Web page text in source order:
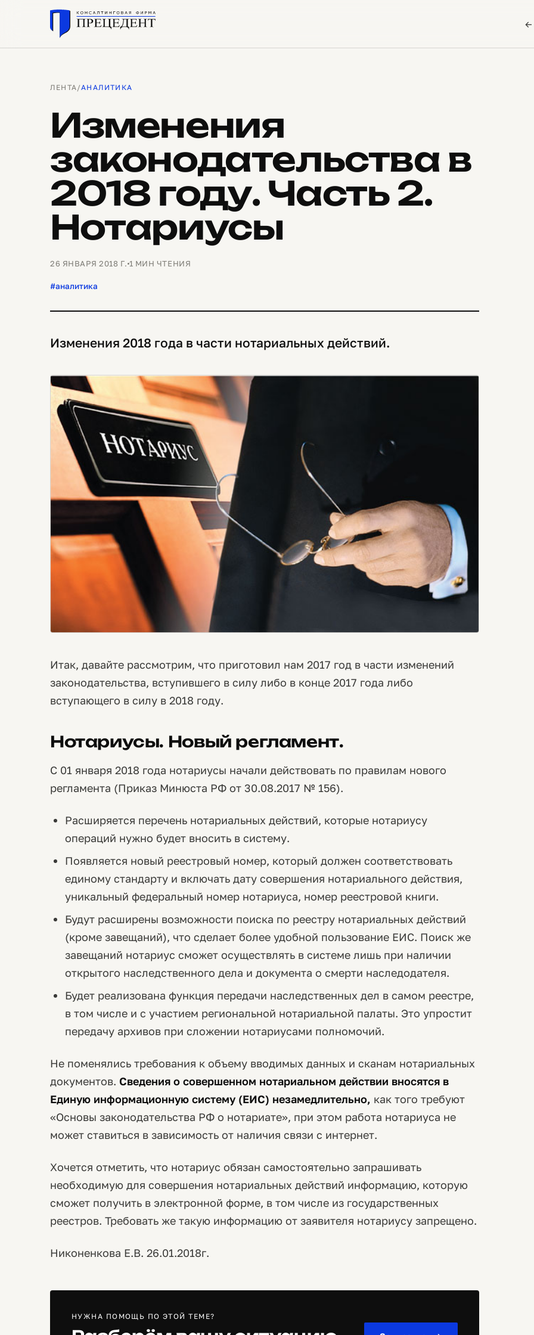
←
ЛЕНТА/АНАЛИТИКА
Изменения
законодательства в
2018 году. Часть 2.
Нотариусы
26 ЯНВАРЯ 2018 Г. 1 МИН ЧТЕНИЯ
#аналитика
Изменения 2018 года в части нотариальных действий.
Итак, давайте рассмотрим, что приготовил нам 2017 год в части изменений
законодательства, вступившего в силу либо в конце 2017 года либо
вступающего в силу в 2018 году.
Нотариусы. Новый регламент.
С 01 января 2018 года нотариусы начали действовать по правилам нового
регламента (Приказ Минюста РФ от 30.08.2017 № 156).
Расширяется перечень нотариальных действий, которые нотариусу
операций нужно будет вносить в систему.
Появляется новый реестровый номер, который должен соответствовать
единому стандарту и включать дату совершения нотариального действия,
уникальный федеральный номер нотариуса, номер реестровой книги.
Будут расширены возможности поиска по реестру нотариальных действий
(кроме завещаний), что сделает более удобной пользование ЕИС. Поиск же
завещаний нотариус сможет осуществлять в системе лишь при наличии
открытого наследственного дела и документа о смерти наследодателя.
Будет реализована функция передачи наследственных дел в самом реестре,
в том числе и с участием региональной нотариальной палаты. Это упростит
передачу архивов при сложении нотариусами полномочий.
Не поменялись требования к объему вводимых данных и сканам нотариальных
документов. Сведения о совершенном нотариальном действии вносятся в
Единую информационную систему (ЕИС) незамедлительно, как того требуют
«Основы законодательства РФ о нотариате», при этом работа нотариуса не
может ставиться в зависимость от наличия связи с интернет.
Хочется отметить, что нотариус обязан самостоятельно запрашивать
необходимую для совершения нотариальных действий информацию, которую
сможет получить в электронной форме, в том числе из государственных
реестров. Требовать же такую информацию от заявителя нотариусу запрещено.
Никоненкова Е.В. 26.01.2018г.
НУЖНА ПОМОЩЬ ПО ЭТОЙ ТЕМЕ?